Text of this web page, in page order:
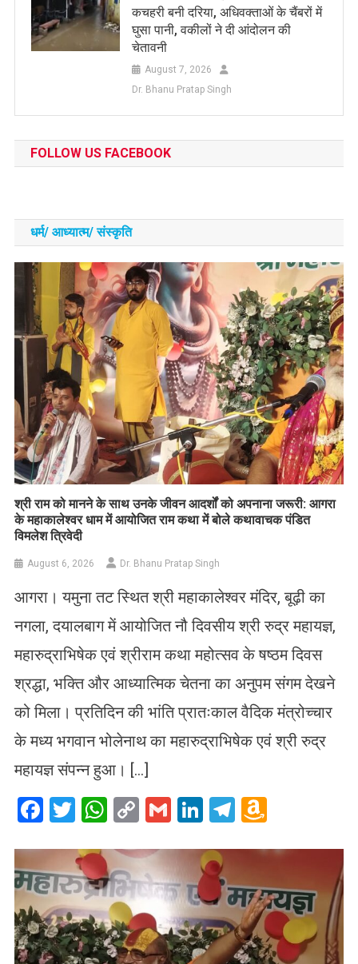
कचहरी बनी दरिया, अधिवक्ताओं के चैंबरों में
घुसा पानी, वकीलों ने दी आंदोलन की
चेतावनी
August 7, 2026
Dr. Bhanu Pratap Singh
FOLLOW US FACEBOOK
धर्म/ आध्‍यात्‍म/ संस्‍कृति
​श्री राम को मानने के साथ उनके जीवन आदर्शों को अपनाना जरूरी: आगरा
के महाकालेश्वर धाम में आयोजित राम कथा में बोले कथावाचक पंडित
विमलेश त्रिवेदी
August 6, 2026 Dr. Bhanu Pratap Singh
आगरा। यमुना तट स्थित श्री महाकालेश्वर मंदिर, बूढ़ी का
नगला, दयालबाग में आयोजित नौ दिवसीय श्री रुद्र महायज्ञ,
महारुद्राभिषेक एवं श्रीराम कथा महोत्सव के षष्ठम दिवस
श्रद्धा, भक्ति और आध्यात्मिक चेतना का अनुपम संगम देखने
को मिला। प्रतिदिन की भांति प्रातःकाल वैदिक मंत्रोच्चार
के मध्य भगवान भोलेनाथ का महारुद्राभिषेक एवं श्री रुद्र
महायज्ञ संपन्न हुआ। […]
Facebook
Twitter
WhatsApp
CopyGmailLinkedIn
Telegram
List